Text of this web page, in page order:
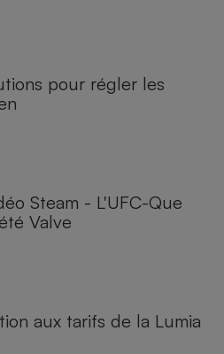
pour régler les
Steam - L'UFC-Que
Valve
aux tarifs de la Lumia